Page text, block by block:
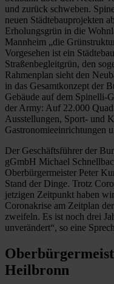
und zurück schweben.
neuen Städtebauprojekten
Erholungsgrün in die
Mannheim „die
Vorgesehen ist ein
Straßenbegleitgrün, den
Rahmenplan sieht den
in das Gesamtkonzept der
Gebäude auf dem Spinelli-
der Army: Auf 22.000
Ausstellungen, Sport- und
Gastronomieeinrichtungen
Der Geschäftsführer der
gGmbH ­Michael
Oberbürgermeister Peter
Stand der Dinge. Trotz
jetzigen Zeitpunkt haben
Coronakrise am Zeitplan
zweifeln. Es ist noch drei
unverändert“, so eine
Heilbronn